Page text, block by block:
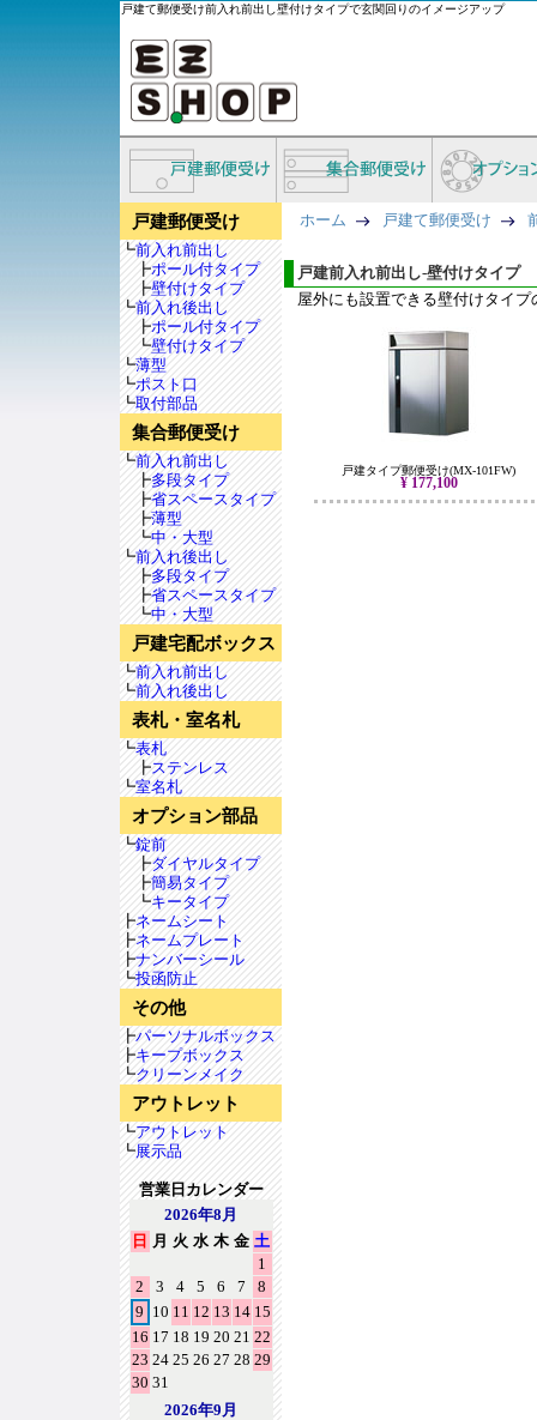
戸建て郵便受け前入れ前出し壁付けタイプで玄関回りのイメージアップ
戸建郵便受け
┗前入れ前出し
┣ポール付タイプ
┣壁付けタイプ
┗前入れ後出し
┣ポール付タイプ
┗壁付けタイプ
┗薄型
┗ポスト口
┗取付部品
集合郵便受け
┗前入れ前出し
┣多段タイプ
┣省スペースタイプ
┣薄型
┗中・大型
┗前入れ後出し
┣多段タイプ
┣省スペースタイプ
┗中・大型
戸建宅配ボックス
┗前入れ前出し
┗前入れ後出し
表札・室名札
┗表札
┣ステンレス
┗室名札
オプション部品
┗錠前
┣ダイヤルタイプ
┣簡易タイプ
┗キータイプ
┣ネームシート
┣ネームプレート
┣ナンバーシール
┗投函防止
その他
┣パーソナルボックス
┣キープボックス
┗クリーンメイク
アウトレット
┗アウトレット
┗展示品
営業日カレンダー
2026年8月
日 月 火 水 木 金 土
1
2
3 4 5 6 7
8
9 10 11 12 13 14 15
16 17 18 19 20 21 22
23 24 25 26 27 28 29
30 31
2026年9月
ホーム 戸建て郵便受け
戸建前入れ前出し-壁付けタイプ
屋外にも設置できる壁付けタイ
戸建タイプ郵便受け(MX-101FW)
¥ 177,100